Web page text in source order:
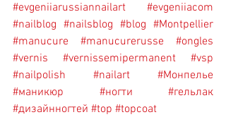
#evgeniiarussiannailart
#evgeniiacom
#nailblog #nailsblog #blog #Montpellier
#manucure
#manucurerusse
#ongles
#vernis
#vernissemipermanent
#vsp
#nailpolish
#nailart
#Монпелье
#маникюр
#ногти
#гельлак
#дизайнногтей #top #topcoat